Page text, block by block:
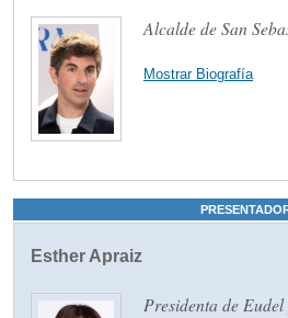
Alcalde de San
Mostrar Biografía
Esther Apraiz
Presidenta de